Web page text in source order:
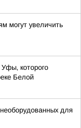
могут увеличить
которого
Белой
для